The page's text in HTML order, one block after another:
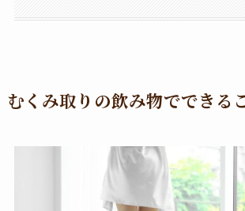
むくみ取りの飲み物でできる